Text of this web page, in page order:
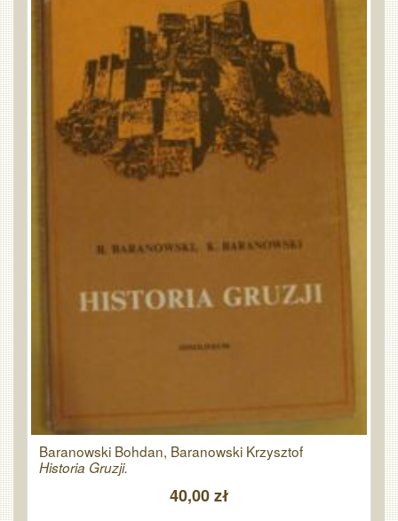
Baranowski Bohdan, Baranowski Krzysztof
Historia Gruzji.
40,00 zł